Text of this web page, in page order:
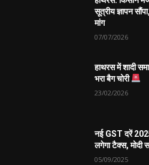
सूत्रीय ज्ञापन
मांग
07/07/2026
हाथरस में शादी
भरा बैग चोरी
23/02/2026
नई GST दरें
लगेगा टैक्स, मोदी
05/09/2025